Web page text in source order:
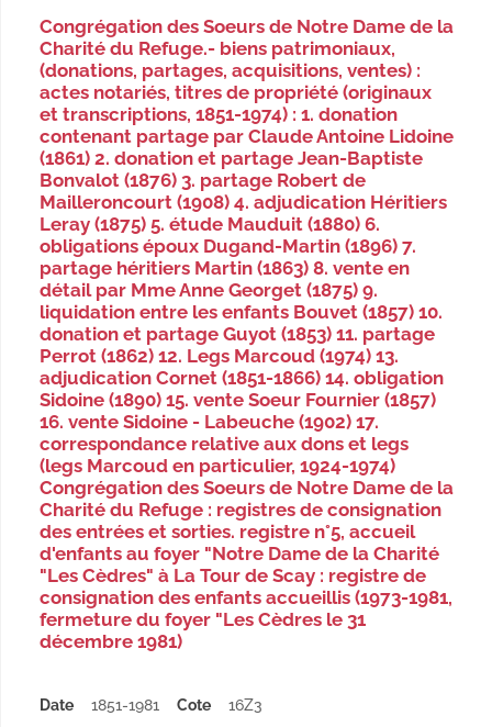
Congrégation des Soeurs de Notre Dame de la
Charité du Refuge.- biens patrimoniaux,
(donations, partages, acquisitions, ventes) :
actes notariés, titres de propriété (originaux
et transcriptions, 1851-1974) : 1. donation
contenant partage par Claude Antoine Lidoine
(1861) 2. donation et partage Jean-Baptiste
Bonvalot (1876) 3. partage Robert de
Mailleroncourt (1908) 4. adjudication Héritiers
Leray (1875) 5. étude Mauduit (1880) 6.
obligations époux Dugand-Martin (1896) 7.
partage héritiers Martin (1863) 8. vente en
détail par Mme Anne Georget (1875) 9.
liquidation entre les enfants Bouvet (1857) 10.
donation et partage Guyot (1853) 11. partage
Perrot (1862) 12. Legs Marcoud (1974) 13.
adjudication Cornet (1851-1866) 14. obligation
Sidoine (1890) 15. vente Soeur Fournier (1857)
16. vente Sidoine - Labeuche (1902) 17.
correspondance relative aux dons et legs
(legs Marcoud en particulier, 1924-1974)
Congrégation des Soeurs de Notre Dame de la
Charité du Refuge : registres de consignation
des entrées et sorties. registre n°5, accueil
d'enfants au foyer "Notre Dame de la Charité
"Les Cèdres" à La Tour de Scay : registre de
consignation des enfants accueillis (1973-1981,
fermeture du foyer "Les Cèdres le 31
décembre 1981)
Date 1851-1981 Cote 16Z3